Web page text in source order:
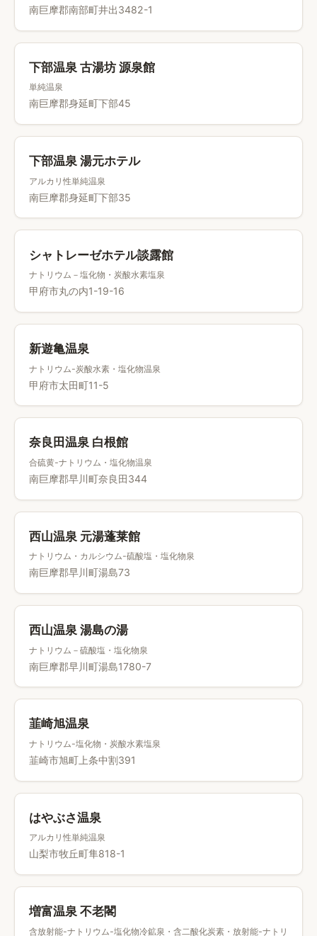
南巨摩郡南部町井出3482-1
下部温泉 古湯坊 源泉館
単純温泉
南巨摩郡身延町下部45
下部温泉 湯元ホテル
アルカリ性単純温泉
南巨摩郡身延町下部35
シャトレーゼホテル談露館
ナトリウム－塩化物・炭酸水素塩泉
甲府市丸の内1-19-16
新遊亀温泉
ナトリウム-炭酸水素・塩化物温泉
甲府市太田町11-5
奈良田温泉 白根館
合硫黄-ナトリウム・塩化物温泉
南巨摩郡早川町奈良田344
西山温泉 元湯蓬莱館
ナトリウム・カルシウム-硫酸塩・塩化物泉
南巨摩郡早川町湯島73
西山温泉 湯島の湯
ナトリウム－硫酸塩・塩化物泉
南巨摩郡早川町湯島1780-7
韮崎旭温泉
ナトリウム-塩化物・炭酸水素塩泉
韮崎市旭町上条中割391
はやぶさ温泉
アルカリ性単純温泉
山梨市牧丘町隼818-1
増富温泉 不老閣
含放射能-ナトリウム-塩化物冷鉱泉・含二酸化炭素・放射能-ナトリ